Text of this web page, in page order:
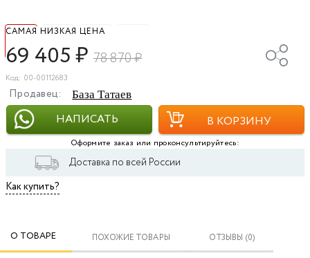
САМАЯ НИЗКАЯ ЦЕНА
69 405₽ 78 870₽
Код: 00-00112683
Продавец: База Татаев
НАПИСАТЬ В КОРЗИНУ
Оформите заказ или проконсультируйтесь:
Доставка по всей России
Как купить?
О ТОВАРЕ ПОХОЖИЕ ТОВАРЫ ОТЗЫВЫ (0)